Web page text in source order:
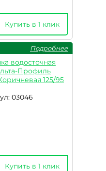
Купить в 1 клик
Подробнее
водосточная
Профиль
125/95
03046
Купить в 1 клик